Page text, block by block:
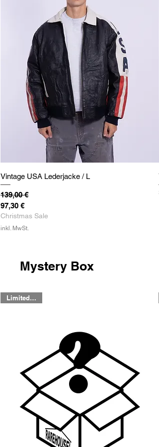
Vintage USA Lederjacke / L
Standardpreis
139,00 €
Sale-Preis
97,30 €
Christmas Sale
inkl. MwSt.
Mystery Box
Limited Offer